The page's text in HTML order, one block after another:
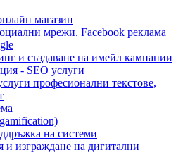
магазин
мрежи. Facebook реклама
и създаване на имейл кампании
- SEO услуги
професионални текстове,
на системи
и изграждане на дигитални